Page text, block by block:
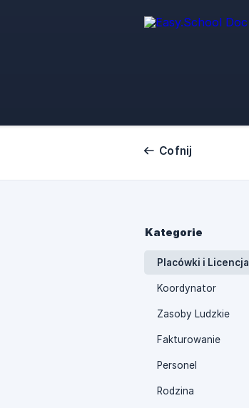
Cofnij
Kategorie
Placówki i Licencja
Koordynator
Zasoby Ludzkie
Fakturowanie
Personel
Rodzina